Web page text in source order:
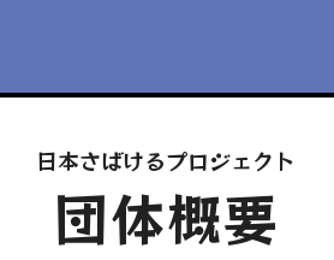
日本さばけるプロジェクト
団体概要